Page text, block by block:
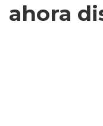
ahora